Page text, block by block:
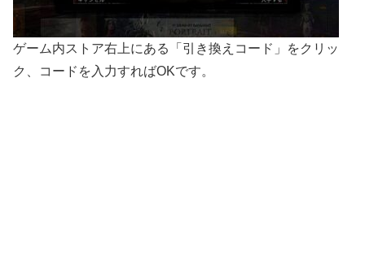
ゲーム内ストア右上にある「引き換えコード」をクリッ
ク、コードを入力すればOKです。